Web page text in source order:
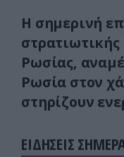
H σημερινή
Ρωσίας,
Ρωσία στον
στηρίζουν
ΕΙΔΗΣΕΙΣ